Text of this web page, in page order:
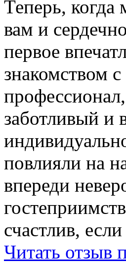
Теперь,
вам и
первое
знакомством
заботливый и
повлияли на
впереди
счастлив,
Читать отзыв